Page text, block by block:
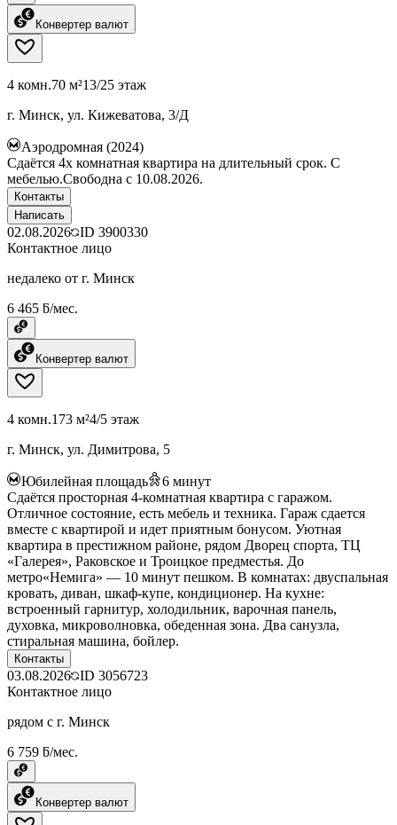
Конвертер валют
4 комн.70 м²13/25 этаж
г. Минск, ул. Кижеватова, 3/Д
Аэродромная (2024)
Сдаëтся 4х комнатная квартира на длительный срок. С
мебелью.Свободна с 10.08.2026.
Контакты
Написать
02.08.2026 ID 3900330
Контактное лицо
недалеко от г. Минск
6 465 ƃ/мес.
Конвертер валют
4 комн.173 м²4/5 этаж
г. Минск, ул. Димитрова, 5
Юбилейная площадь 6 минут
Сдаётся просторная 4-комнатная квартира с гаражом.
Отличное состояние, есть мебель и техника. Гараж сдается
вместе с квартирой и идет приятным бонусом. Уютная
квартира в престижном районе, рядом Дворец спорта, ТЦ
«Галерея», Раковское и Троицкое предместья. До
метро«Немига» — 10 минут пешком. В комнатах: двуспальная
кровать, диван, шкаф-купе, кондиционер. На кухне:
встроенный гарнитур, холодильник, варочная панель,
духовка, микроволновка, обеденная зона. Два санузла,
стиральная машина, бойлер.
Контакты
03.08.2026 ID 3056723
Контактное лицо
рядом с г. Минск
6 759 ƃ/мес.
Конвертер валют